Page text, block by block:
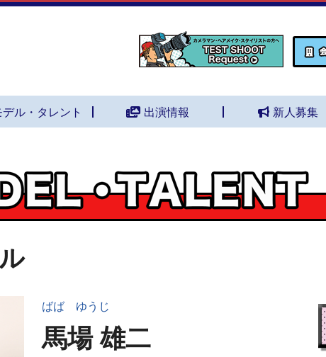
ル・タレント 出演情報 新人募集
ばば ゆうじ
馬場 雄二